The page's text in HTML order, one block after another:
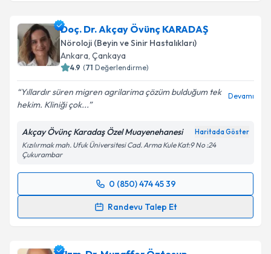
Doç. Dr. Akçay Övünç KARADAŞ
Nöroloji (Beyin ve Sinir Hastalıkları)
Ankara, Çankaya
4.9 (71 Değerlendirme)
Yıllardır süren migren agrilarima çözüm bulduğum tek
hekim. Kliniği çok...
Devamı
Akçay Övünç Karadaş Özel Muayenehanesi Haritada Göster
Kızılırmak mah. Ufuk Üniversitesi Cad. Arma Kule Kat:9 No :24
Çukurambar
0 (850) 474 45 39
Randevu Talep Et
Randevu Takvimi Talebi